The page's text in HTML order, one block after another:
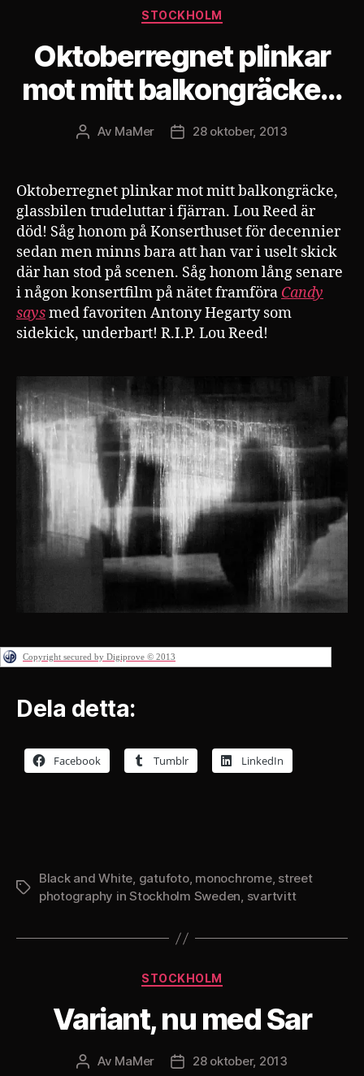
Kategorier
STOCKHOLM
Oktoberregnet plinkar
mot mitt balkongräcke…
Inläggsförfattare
Av MaMer Inläggsdatum
28 oktober, 2013
Oktoberregnet plinkar mot mitt balkongräcke,
glassbilen trudeluttar i fjärran. Lou Reed är
död! Såg honom på Konserthuset för decennier
sedan men minns bara att han var i uselt skick
där han stod på scenen. Såg honom lång senare
i någon konsertfilm på nätet framföra Candy
saysmed favoriten Antony Hegarty som
sidekick, underbart! R.I.P. Lou Reed!
Copyright secured by Digiprove © 2013
Dela detta:
Facebook Tumblr LinkedIn
Etiketter
Black and White, gatufoto, monochrome, street
photography in Stockholm Sweden, svartvitt
Kategorier
STOCKHOLM
Variant, nu med Sar
Inläggsförfattare
Av MaMer Inläggsdatum
28 oktober, 2013